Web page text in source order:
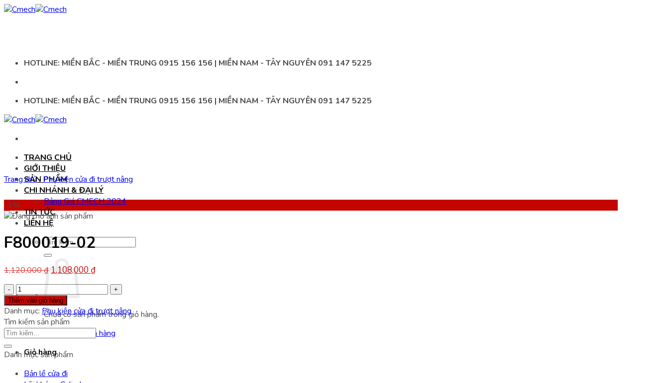
Chuyển
HOTLINE: MIỀN BẮC - MIỀN TRUNG 0915 156 156 | MIỀN NAM - TÂY NGUYÊN 091 147 5225
HOTLINE: MIỀN BẮC - MIỀN TRUNG 0915 156 156 | MIỀN NAM - TÂY NGUYÊN 091 147 5225
TRANG CHỦ
GIỚI THIỆU
SẢN PHẨM
CHI NHÁNH & ĐẠI LÝ
Bảng Giá CMECH 2024
TIN TỨC
LIÊN HỆ
Tìm
kiếm:
Chưa có sản phẩm trong giỏ hàng.
Quay trở lại cửa hàng
Giỏ hàng
Trang chủ/ Phụ kiện cửa đi trượt nâng
-1%
F800019-02
1,120,000₫ Giá
1,120,000 ₫.
1,108,000 ₫Giá
1,108,000 ₫.
F800019-
02
số
lượng
Thêm vào giỏ hàng
Danh mục: Phụ kiện cửa đi trượt nâng
Tìm kiếm sản phẩm
Danh mục sản phẩm
Bản lề cửa đi